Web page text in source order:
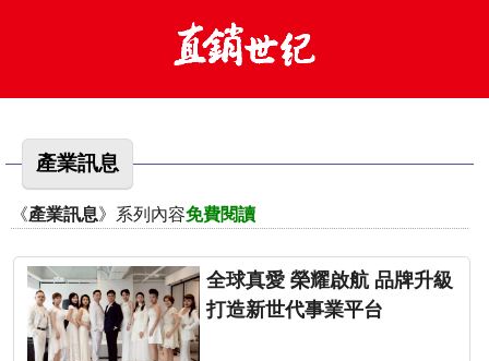
產業訊息
《產業訊息》系列內容免費閱讀
全球真愛 榮耀啟航 品牌升級
打造新世代事業平台